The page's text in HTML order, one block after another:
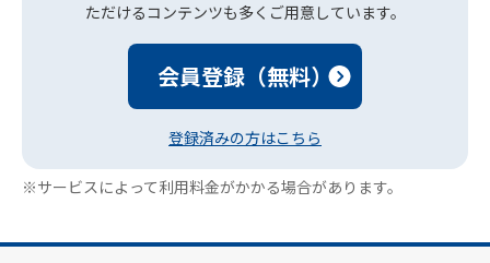
ただけるコンテンツも多くご用意しています。
会員登録（無料）
登録済みの方はこちら
※サービスによって利用料金がかかる場合があります。